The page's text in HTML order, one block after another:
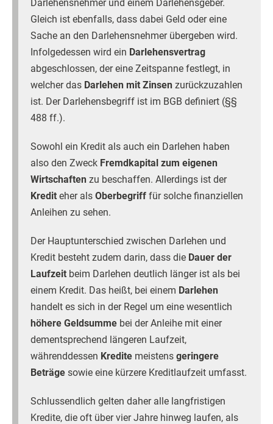
Darlehensnehmer und einem Darlehensgeber.
Gleich ist ebenfalls, dass dabei Geld oder eine
Sache an den Darlehensnehmer übergeben wird.
Infolgedessen wird ein Darlehensvertrag
abgeschlossen, der eine Zeitspanne festlegt, in
welcher das Darlehen mit Zinsen zurückzuzahlen
ist. Der Darlehensbegriff ist im BGB definiert (§§
488 ff.).
Sowohl ein Kredit als auch ein Darlehen haben
also den Zweck Fremdkapital zum eigenen
Wirtschaften zu beschaffen. Allerdings ist der
Kredit eher als Oberbegriff für solche finanziellen
Anleihen zu sehen.
Der Hauptunterschied zwischen Darlehen und
Kredit besteht zudem darin, dass die Dauer der
Laufzeit beim Darlehen deutlich länger ist als bei
einem Kredit. Das heißt, bei einem Darlehen
handelt es sich in der Regel um eine wesentlich
höhere Geldsumme bei der Anleihe mit einer
dementsprechend längeren Laufzeit,
währenddessen Kredite meistens geringere
Beträge sowie eine kürzere Kreditlaufzeit umfasst.
Schlussendlich gelten daher alle langfristigen
Kredite, die oft über vier Jahre hinweg laufen, als